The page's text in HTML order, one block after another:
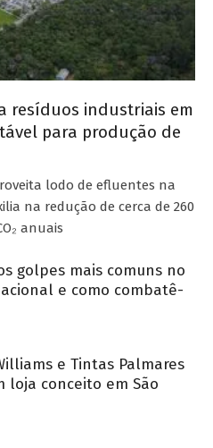
resíduos industriais em
para produção de
lodo de efluentes na
na redução de cerca de 260
anuais
golpes mais comuns no
e como combatê-
e Tintas Palmares
loja conceito em São